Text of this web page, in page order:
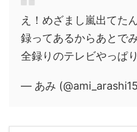
え！めざまし嵐出てた
録ってあるからあとで
全録りのテレビやっぱ
— あみ